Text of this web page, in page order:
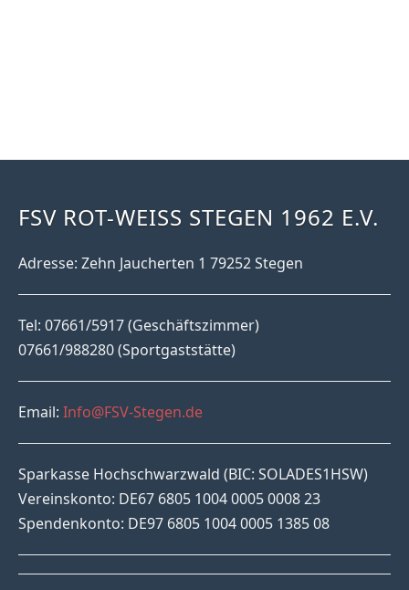
FSV ROT-WEISS STEGEN 1962 E.V.
Adresse: Zehn Jaucherten 1 79252 Stegen
Tel: 07661/5917 (Geschäftszimmer)
07661/988280 (Sportgaststätte)
Email: Info@FSV-Stegen.de
Sparkasse Hochschwarzwald (BIC: SOLADES1HSW)
Vereinskonto: DE67 6805 1004 0005 0008 23
Spendenkonto: DE97 6805 1004 0005 1385 08